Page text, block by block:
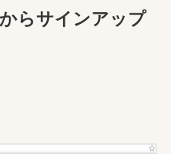
らサインアップ